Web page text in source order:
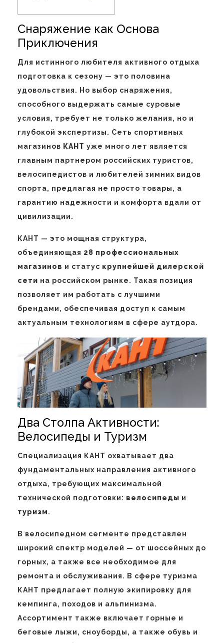
Снаряжение как Основа
Приключения
Для истинного любителя активного отдыха
подготовка к сезону — это половина
удовольствия. Но выбор снаряжения,
способного выдержать самые суровые
условия, требует не только желания, но и
глубокой экспертизы. Сеть спортивных
магазинов КАНТ уже много лет является
главным партнером российских туристов,
велосипедистов и любителей зимних видов
спорта, предлагая не просто товары, а
гарантию надежности и комфорта вдали от
цивилизации.
КАНТ — это мощная структура,
объединяющая 28 профессиональных
магазинов и статус крупнейшей дилерской
сети на российском рынке. Такая позиция
позволяет им работать с лучшими
брендами, обеспечивая доступ к самым
актуальным технологиям в сфере аутдора.
Два Столпа Активности:
Велосипеды и Туризм
Специализация КАНТ охватывает два
фундаментальных направления активного
отдыха, требующих максимальной
технической подготовки: велосипеды и
туризм.
В велосипедном сегменте представлен
широкий спектр моделей — от шоссейных до
горных, а также все необходимое для
ремонта и обслуживания. В сфере туризма
КАНТ предлагает полную экипировку для
кемпинга, походов и альпинизма.
Ассортимент также включает горные и
беговые лыжи, сноуборды, а также обувь и